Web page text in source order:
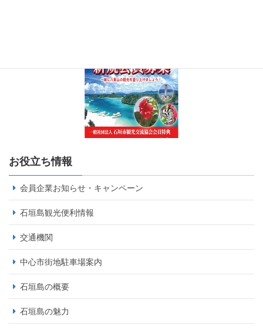
お役立ち情報
会員企業お知らせ・キャンペーン
石垣島観光便利情報
交通機関
中心市街地駐車場案内
石垣島の概要
石垣島の魅力